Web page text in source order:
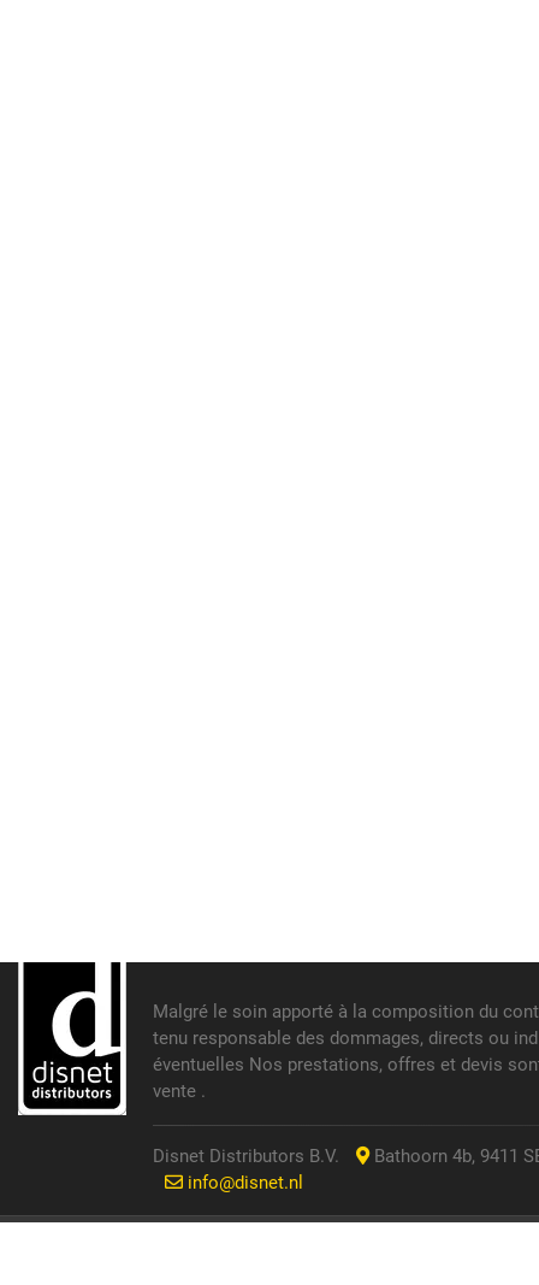
Malgré le soin apporté à la composition du
tenu responsable des dommages, directs ou
éventuelles Nos prestations, offres et devis
vente .
Disnet Distributors B.V.
Bathoorn 4b, 9411
info@disnet.nl